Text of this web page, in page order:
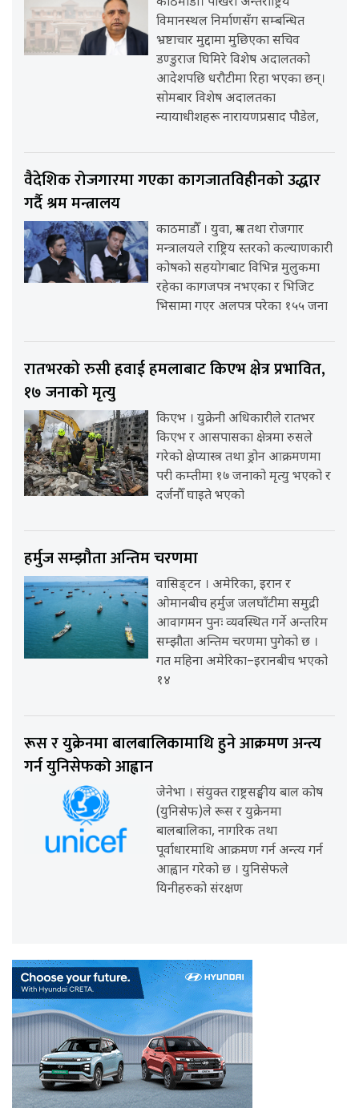
विमानस्थल निर्माणसँग सम्बन्धित
भ्रष्टाचार मुद्दामा मुछिएका सचिव
डण्डुराज घिमिरे विशेष अदालतको
आदेशपछि धरौटीमा रिहा भएका छन्।
सोमबार विशेष अदालतका
न्यायाधीशहरू नारायणप्रसाद पौडेल,
वैदेशिक रोजगारमा गएका कागजातविहीनको उद्धार
गर्दै श्रम मन्त्रालय
काठमाडौँ । युवा, श्रम तथा रोजगार
मन्त्रालयले राष्ट्रिय स्तरको कल्याणकारी
कोषको सहयोगबाट विभिन्न मुलुकमा
रहेका कागजपत्र नभएका र भिजिट
भिसामा गएर अलपत्र परेका १५५ जना
रातभरको रुसी हवाई हमलाबाट किएभ क्षेत्र प्रभावित,
१७ जनाको मृत्यु
किएभ । युक्रेनी अधिकारीले रातभर
किएभ र आसपासका क्षेत्रमा रुसले
गरेको क्षेप्यास्त्र तथा ड्रोन आक्रमणमा
परी कम्तीमा १७ जनाको मृत्यु भएको र
दर्जनौँ घाइते भएको
हर्मुज सम्झौता अन्तिम चरणमा
वासिङ्टन । अमेरिका, इरान र
ओमानबीच हर्मुज जलघाँटीमा समुद्री
आवागमन पुनः व्यवस्थित गर्ने अन्तरिम
सम्झौता अन्तिम चरणमा पुगेको छ ।
गत महिना अमेरिका–इरानबीच भएको
१४
रूस र युक्रेनमा बालबालिकामाथि हुने आक्रमण अन्त्य
गर्न युनिसेफको आह्वान
जेनेभा । संयुक्त राष्ट्रसङ्घीय बाल कोष
(युनिसेफ)ले रूस र युक्रेनमा
बालबालिका, नागरिक तथा
पूर्वाधारमाथि आक्रमण गर्न अन्त्य गर्न
आह्वान गरेको छ । युनिसेफले
यिनीहरुको संरक्षण